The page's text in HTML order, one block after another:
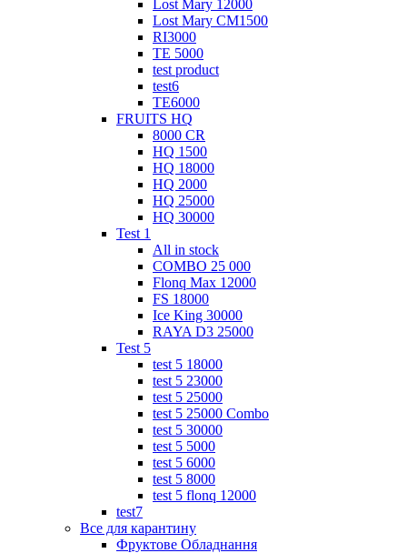
Lost Mary 12000
Lost Mary CM1500
RI3000
TE 5000
test product
test6
ТЕ6000
FRUITS HQ
8000 CR
HQ 1500
HQ 18000
HQ 2000
HQ 25000
HQ 30000
Test 1
All in stock
COMBO 25 000
Flonq Max 12000
FS 18000
Ice King 30000
RAYA D3 25000
Test 5
test 5 18000
test 5 23000
test 5 25000
test 5 25000 Combo
test 5 30000
test 5 5000
test 5 6000
test 5 8000
test 5 flonq 12000
test7
Все для карантину
Фруктове Обладнання